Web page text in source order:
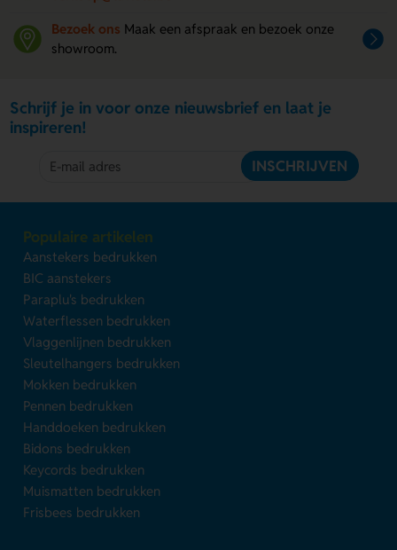
Bezoek ons Maak een afspraak en bezoek onze
showroom.
Schrijf je in voor onze nieuwsbrief en laat je
inspireren!
INSCHRIJVEN
Populaire artikelen
Aanstekers bedrukken
BIC aanstekers
Paraplu's bedrukken
Waterflessen bedrukken
Vlaggenlijnen bedrukken
Sleutelhangers bedrukken
Mokken bedrukken
Pennen bedrukken
Handdoeken bedrukken
Bidons bedrukken
Keycords bedrukken
Muismatten bedrukken
Frisbees bedrukken